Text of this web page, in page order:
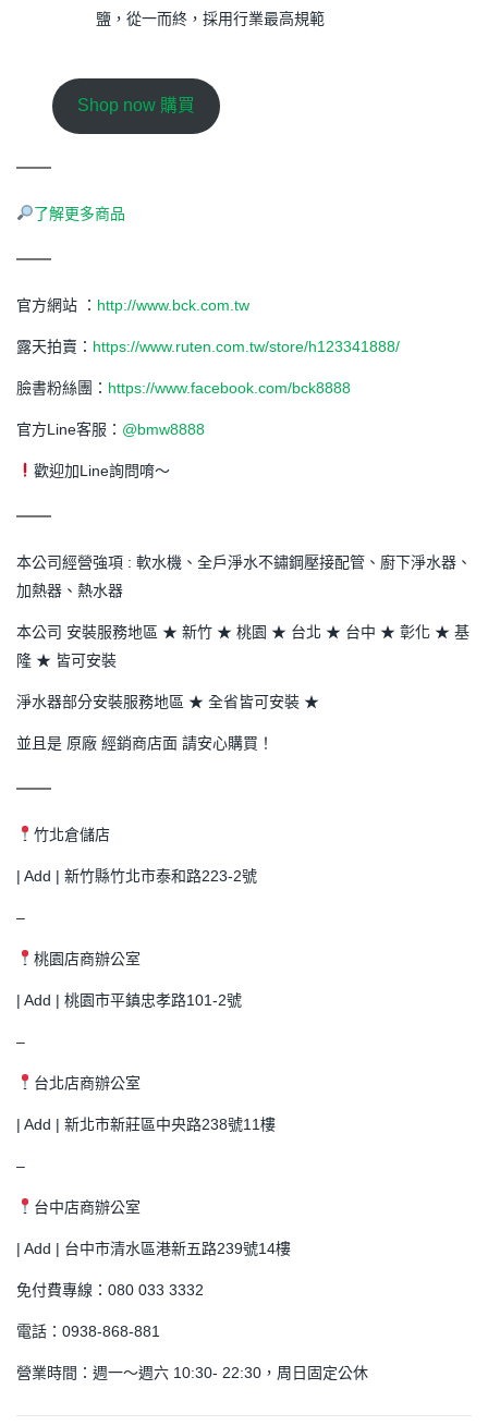
鹽，從一而終，採用行業最高規範
Shop now 購買
了解更多商品
官方網站 ： http://www.bck.com.tw
露天拍賣： https://www.ruten.com.tw/store/h123341888/
臉書粉絲團： https://www.facebook.com/bck8888
官方Line客服： @bmw8888
歡迎加Line詢問唷～
本公司經營強項 : 軟水機、全戶淨水不鏽鋼壓接配管、廚下淨水器、
加熱器、熱水器
本公司 安裝服務地區 ★ 新竹 ★ 桃園 ★ 台北 ★ 台中 ★ 彰化 ★ 基
隆 ★ 皆可安裝
淨水器部分安裝服務地區 ★ 全省皆可安裝 ★
並且是 原廠 經銷商店面 請安心購買！
竹北倉儲店
| Add | 新竹縣竹北市泰和路223-2號
–
桃園店商辦公室
| Add | 桃園市平鎮忠孝路101-2號
–
台北店商辦公室
| Add | 新北市新莊區中央路238號11樓
–
台中店商辦公室
| Add | 台中市清水區港新五路239號14樓
免付費專線：080 033 3332
電話：0938-868-881
營業時間：週一～週六 10:30- 22:30，周日固定公休